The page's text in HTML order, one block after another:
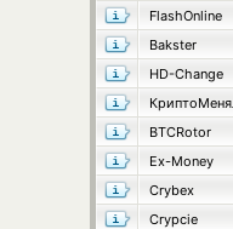
FlashOnline
Bakster
HD-Change
BTCRotor
Ex-Money
Crybex
Crypcie